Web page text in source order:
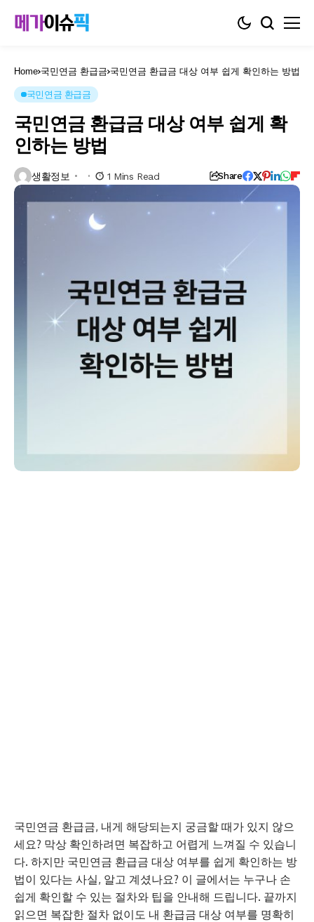
Home 국민연금 환급금 국민연금 환급금 대상 여부 쉽게 확인하는 방법
국민연금 환급금
국민연금 환급금 대상 여부 쉽게 확
인하는 방법
생활정보 1 Mins Read Share
국민연금 환급금, 내게 해당되는지 궁금할 때가 있지 않으
세요? 막상 확인하려면 복잡하고 어렵게 느껴질 수 있습니
다. 하지만 국민연금 환급금 대상 여부를 쉽게 확인하는 방
법이 있다는 사실, 알고 계셨나요? 이 글에서는 누구나 손
쉽게 확인할 수 있는 절차와 팁을 안내해 드립니다. 끝까지
읽으면 복잡한 절차 없이도 내 환급금 대상 여부를 명확히